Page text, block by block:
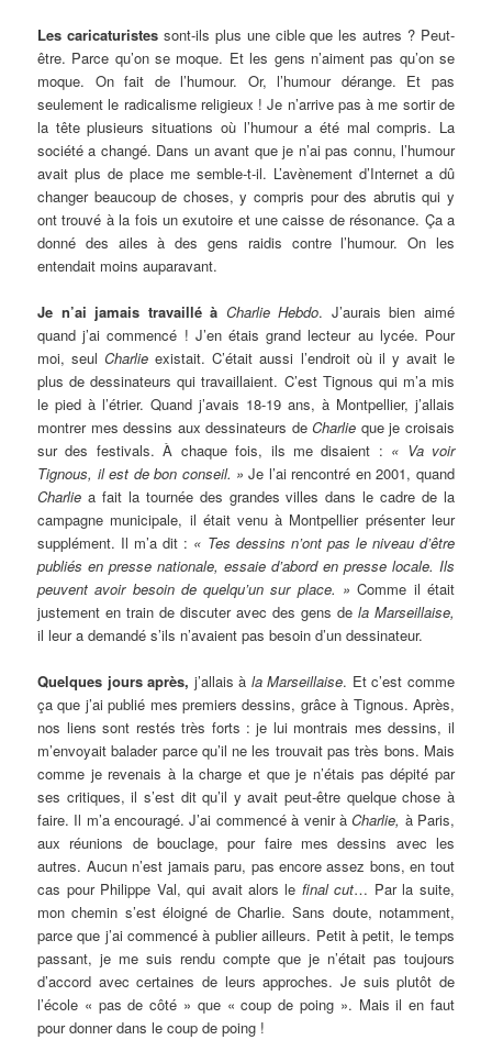
Les caricaturistessont-ils plus une cible que les autres ? Peut-
être. Parce qu’on se moque. Et les gens n’aiment pas qu’on se
moque. On fait de l’humour. Or, l’humour dérange. Et pas
seulement le radicalisme religieux ! Je n’arrive pas à me sortir de
la tête plusieurs situations où l’humour a été mal compris. La
société a changé. Dans un avant que je n’ai pas connu, l’humour
avait plus de place me semble-t-il. L’avènement d’Internet a dû
changer beaucoup de choses, y compris pour des abrutis qui y
ont trouvé à la fois un exutoire et une caisse de résonance. Ça a
donné des ailes à des gens raidis contre l’humour. On les
entendait moins auparavant.
Je n’ai jamais travaillé à Charlie Hebdo. J’aurais bien aimé
quand j’ai commencé ! J’en étais grand lecteur au lycée. Pour
moi, seulCharlie existait. C’était aussi l’endroit où il y avait le
plus de dessinateurs qui travaillaient. C’est Tignous qui m’a mis
le pied à l’étrier. Quand j’avais 18-19 ans, à Montpellier, j’allais
montrer mes dessins aux dessinateurs deCharlie que je croisais
sur des festivals. À chaque fois, ils me disaient : « Va voir
Tignous, il est de bon conseil. » Je l’ai rencontré en 2001, quand
Charlie a fait la tournée des grandes villes dans le cadre de la
campagne municipale, il était venu à Montpellier présenter leur
supplément. Il m’a dit : « Tes dessins n’ont pas le niveau d’être
publiés en presse nationale, essaie d’abord en presse locale. Ils
peuvent avoir besoin de quelqu’un sur place. » Comme il était
justement en train de discuter avec des gens de la Marseillaise,
il leur a demandé s’ils n’avaient pas besoin d’un dessinateur.
Quelques jours après, j’allais à la Marseillaise. Et c’est comme
ça que j’ai publié mes premiers dessins, grâce à Tignous. Après,
nos liens sont restés très forts : je lui montrais mes dessins, il
m’envoyait balader parce qu’il ne les trouvait pas très bons. Mais
comme je revenais à la charge et que je n’étais pas dépité par
ses critiques, il s’est dit qu’il y avait peut-être quelque chose à
faire. Il m’a encouragé. J’ai commencé à venir àCharlie, à Paris,
aux réunions de bouclage, pour faire mes dessins avec les
autres. Aucun n’est jamais paru, pas encore assez bons, en tout
cas pour Philippe Val, qui avait alors le final cut… Par la suite,
mon chemin s’est éloigné de Charlie. Sans doute, notamment,
parce que j’ai commencé à publier ailleurs. Petit à petit, le temps
passant, je me suis rendu compte que je n’était pas toujours
d’accord avec certaines de leurs approches. Je suis plutôt de
l’école « pas de côté » que « coup de poing ». Mais il en faut
pour donner dans le coup de poing !